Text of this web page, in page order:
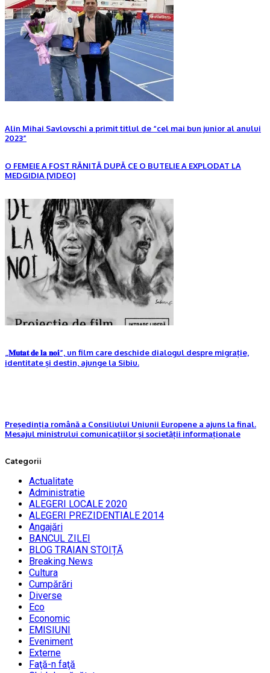
Alin Mihai Savlovschi a primit titlul de “cel mai bun junior al anului
2023”
O FEMEIE A FOST RĂNITĂ DUPĂ CE O BUTELIE A EXPLODAT LA
MEDGIDIA [VIDEO]
„𝐌𝐮𝐭𝐚𝐭 𝐝𝐞 𝐥𝐚 𝐧𝐨𝐢”, un film care deschide dialogul despre migrație,
identitate și destin, ajunge la Sibiu.
Președinția română a Consiliului Uniunii Europene a ajuns la final.
Mesajul ministrului comunicațiilor și societății informaționale
Categorii
Actualitate
Administratie
ALEGERI LOCALE 2020
ALEGERI PREZIDENTIALE 2014
Angajări
BANCUL ZILEI
BLOG TRAIAN STOIȚĂ
Breaking News
Cultura
Cumpărări
Diverse
Eco
Economic
EMISIUNI
Eveniment
Externe
Faţă-n faţă